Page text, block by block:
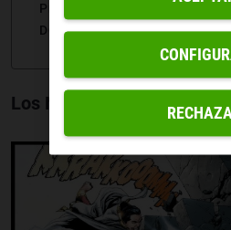
Prepárate para uno de los
DC con los mejores cómics de
Los Nuevos 52: Shazam! Nº